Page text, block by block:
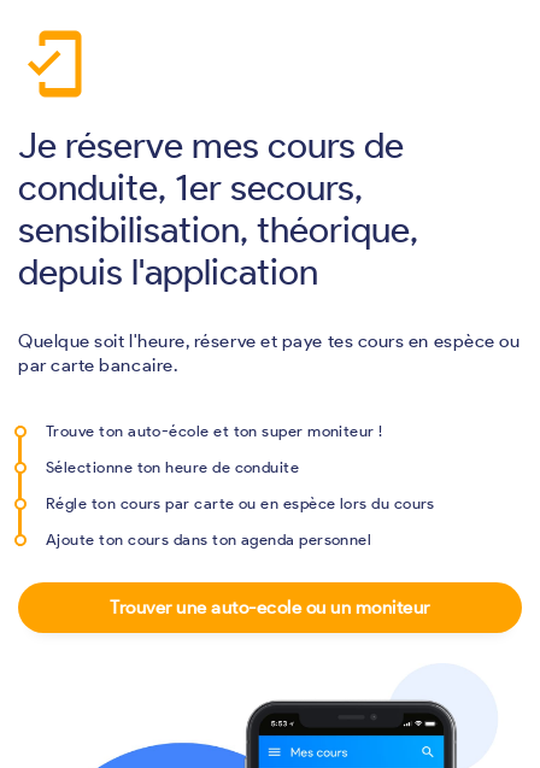
mobile_friendly
Je réserve mes cours de
conduite, 1er secours,
sensibilisation, théorique,
depuis l'application
Quelque soit l'heure, réserve et paye tes cours en espèce ou
par carte bancaire.
Trouve ton auto-école et ton super moniteur !
Sélectionne ton heure de conduite
Régle ton cours par carte ou en espèce lors du cours
Ajoute ton cours dans ton agenda personnel
Trouver une auto-ecole ou un moniteur